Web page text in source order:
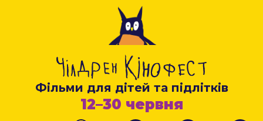
Фільми для дітей та підлітків
12–30 червня